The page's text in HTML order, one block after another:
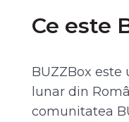
Ce este
BUZZBox este
lunar din
comunitatea